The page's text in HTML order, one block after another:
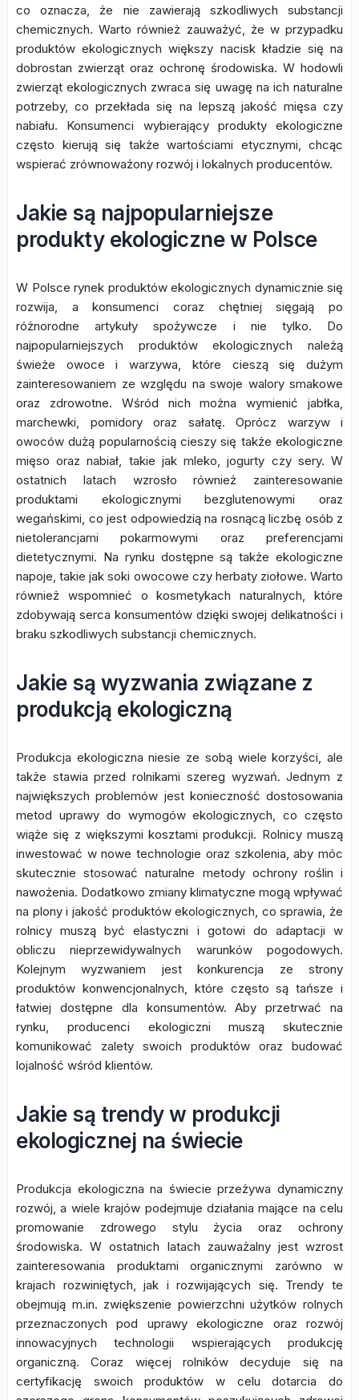
co oznacza, że nie zawierają szkodliwych substancji
chemicznych. Warto również zauważyć, że w przypadku
produktów ekologicznych większy nacisk kładzie się na
dobrostan zwierząt oraz ochronę środowiska. W hodowli
zwierząt ekologicznych zwraca się uwagę na ich naturalne
potrzeby, co przekłada się na lepszą jakość mięsa czy
nabiału. Konsumenci wybierający produkty ekologiczne
często kierują się także wartościami etycznymi, chcąc
wspierać zrównoważony rozwój i lokalnych producentów.
Jakie są najpopularniejsze
produkty ekologiczne w Polsce
W Polsce rynek produktów ekologicznych dynamicznie się
rozwija, a konsumenci coraz chętniej sięgają po
różnorodne artykuły spożywcze i nie tylko. Do
najpopularniejszych produktów ekologicznych należą
świeże owoce i warzywa, które cieszą się dużym
zainteresowaniem ze względu na swoje walory smakowe
oraz zdrowotne. Wśród nich można wymienić jabłka,
marchewki, pomidory oraz sałatę. Oprócz warzyw i
owoców dużą popularnością cieszy się także ekologiczne
mięso oraz nabiał, takie jak mleko, jogurty czy sery. W
ostatnich latach wzrosło również zainteresowanie
produktami ekologicznymi bezglutenowymi oraz
wegańskimi, co jest odpowiedzią na rosnącą liczbę osób z
nietolerancjami pokarmowymi oraz preferencjami
dietetycznymi. Na rynku dostępne są także ekologiczne
napoje, takie jak soki owocowe czy herbaty ziołowe. Warto
również wspomnieć o kosmetykach naturalnych, które
zdobywają serca konsumentów dzięki swojej delikatności i
braku szkodliwych substancji chemicznych.
Jakie są wyzwania związane z
produkcją ekologiczną
Produkcja ekologiczna niesie ze sobą wiele korzyści, ale
także stawia przed rolnikami szereg wyzwań. Jednym z
największych problemów jest konieczność dostosowania
metod uprawy do wymogów ekologicznych, co często
wiąże się z większymi kosztami produkcji. Rolnicy muszą
inwestować w nowe technologie oraz szkolenia, aby móc
skutecznie stosować naturalne metody ochrony roślin i
nawożenia. Dodatkowo zmiany klimatyczne mogą wpływać
na plony i jakość produktów ekologicznych, co sprawia, że
rolnicy muszą być elastyczni i gotowi do adaptacji w
obliczu nieprzewidywalnych warunków pogodowych.
Kolejnym wyzwaniem jest konkurencja ze strony
produktów konwencjonalnych, które często są tańsze i
łatwiej dostępne dla konsumentów. Aby przetrwać na
rynku, producenci ekologiczni muszą skutecznie
komunikować zalety swoich produktów oraz budować
lojalność wśród klientów.
Jakie są trendy w produkcji
ekologicznej na świecie
Produkcja ekologiczna na świecie przeżywa dynamiczny
rozwój, a wiele krajów podejmuje działania mające na celu
promowanie zdrowego stylu życia oraz ochrony
środowiska. W ostatnich latach zauważalny jest wzrost
zainteresowania produktami organicznymi zarówno w
krajach rozwiniętych, jak i rozwijających się. Trendy te
obejmują m.in. zwiększenie powierzchni użytków rolnych
przeznaczonych pod uprawy ekologiczne oraz rozwój
innowacyjnych technologii wspierających produkcję
organiczną. Coraz więcej rolników decyduje się na
certyfikację swoich produktów w celu dotarcia do